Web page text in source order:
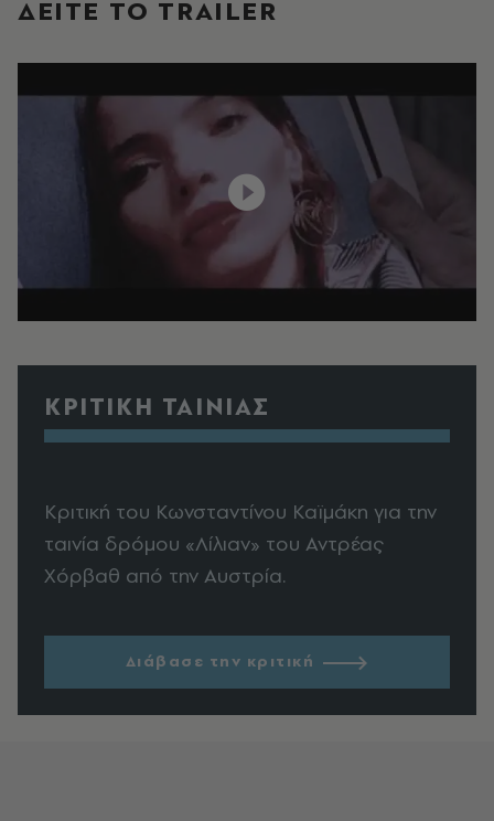
ΔΕΙΤΕ ΤO TRAILER
ΚΡΙΤΙΚΗ ΤΑΙΝΙΑΣ
Κριτική του Κωνσταντίνου Καϊμάκη για την
ταινία δρόμου «Λίλιαν» του Αντρέας
Χόρβαθ από την Αυστρία.
Διάβασε την κριτική